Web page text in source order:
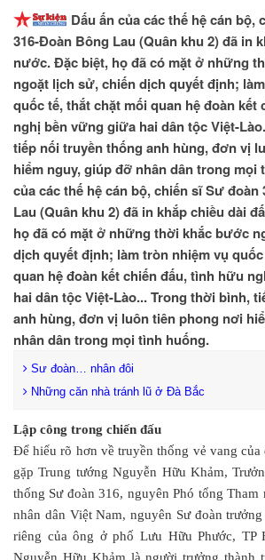
Dấu ấn của các thế hệ cán bộ,
316-Đoàn Bông Lau (Quân khu 2) đã in
nước. Đặc biệt, họ đã có mặt ở những
ngoặt lịch sử, chiến dịch quyết định;
quốc tế, thắt chặt mối quan hệ đoàn kết
nghị bền vững giữa hai dân tộc Việt-
tiếp nối truyền thống anh hùng, đơn vị
hiểm nguy, giúp đỡ nhân dân trong mọi
của các thế hệ cán bộ, chiến sĩ Sư đoàn
Lau (Quân khu 2) đã in khắp chiều dài
họ đã có mặt ở những thời khắc bước
dịch quyết định; làm tròn nhiệm vụ
quan hệ đoàn kết chiến đấu, tình hữu
hai dân tộc Việt-Lào... Trong thời bình,
anh hùng, đơn vị luôn tiên phong nơi
nhân dân trong mọi tình huống.
Sư đoàn… nhân đôi
Những căn nhà tránh lũ ở Đà Bắc
Lập công trong chiến đấu
Để hiểu rõ hơn về truyền thống vẻ vang
gặp Trung tướng Nguyễn Hữu Khảm,
thống Sư đoàn 316, nguyên Phó tổng Tham
nhân dân Việt Nam, nguyên Sư đoàn
riêng của ông ở phố Lưu Hữu Phước, TP